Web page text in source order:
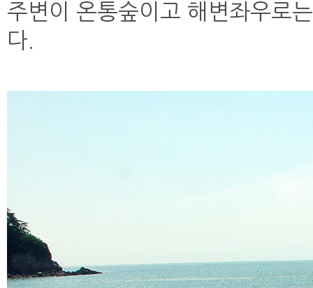
주변이 온통숲이고 해변좌우로
다.